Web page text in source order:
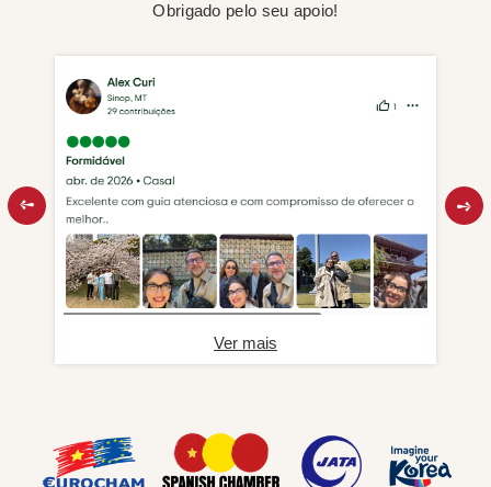
Obrigado pelo seu apoio!
Ver mais